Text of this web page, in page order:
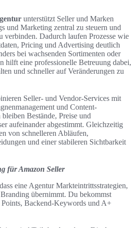
unterstützt Seller und Marken
und Marketing zentral zu steuern und
verbinden. Dadurch laufen Prozesse wie
Pricing und Advertising deutlich
bei wachsenden Sortimenten oder
hilft eine professionelle Betreuung dabei,
und schneller auf Veränderungen zu
Seller- und Vendor-Services mit
und Content-
Bestände, Preise und
aufeinander abgestimmt. Gleichzeitig
von schnelleren Abläufen,
und einer stabileren Sichtbarkeit
für Amazon Seller
eine Agentur Markteintrittsstrategien,
übernimmt. Du bekommst
Backend-Keywords und A+